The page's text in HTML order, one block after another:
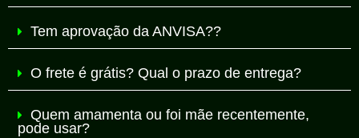
Tem aprovação da ANVISA??
O frete é grátis? Qual o prazo de entrega?
Quem amamenta ou foi mãe recentemente,
pode usar?